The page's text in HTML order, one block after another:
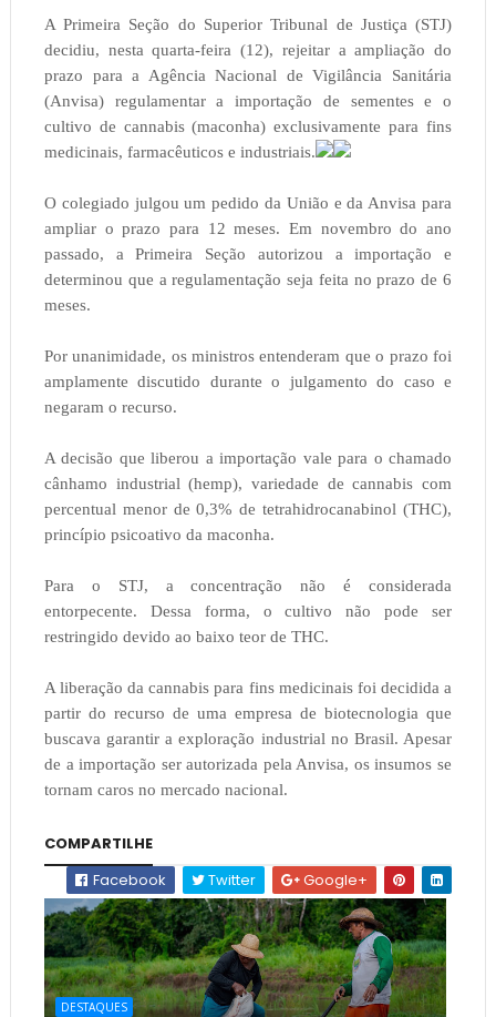
A Primeira Seção do Superior Tribunal de Justiça (STJ)
decidiu, nesta quarta-feira (12), rejeitar a ampliação do
prazo para a Agência Nacional de Vigilância Sanitária
(Anvisa) regulamentar a importação de sementes e o
cultivo de cannabis (maconha) exclusivamente para fins
medicinais, farmacêuticos e industriais.
O colegiado julgou um pedido da União e da Anvisa para
ampliar o prazo para 12 meses. Em novembro do ano
passado, a Primeira Seção autorizou a importação e
determinou que a regulamentação seja feita no prazo de 6
meses.
Por unanimidade, os ministros entenderam que o prazo foi
amplamente discutido durante o julgamento do caso e
negaram o recurso.
A decisão que liberou a importação vale para o chamado
cânhamo industrial (hemp), variedade de cannabis com
percentual menor de 0,3% de tetrahidrocanabinol (THC),
princípio psicoativo da maconha.
Para o STJ, a concentração não é considerada
entorpecente. Dessa forma, o cultivo não pode ser
restringido devido ao baixo teor de THC.
A liberação da cannabis para fins medicinais foi decidida a
partir do recurso de uma empresa de biotecnologia que
buscava garantir a exploração industrial no Brasil. Apesar
de a importação ser autorizada pela Anvisa, os insumos se
tornam caros no mercado nacional.
COMPARTILHE
Facebook
Twitter Google+
DESTAQUES